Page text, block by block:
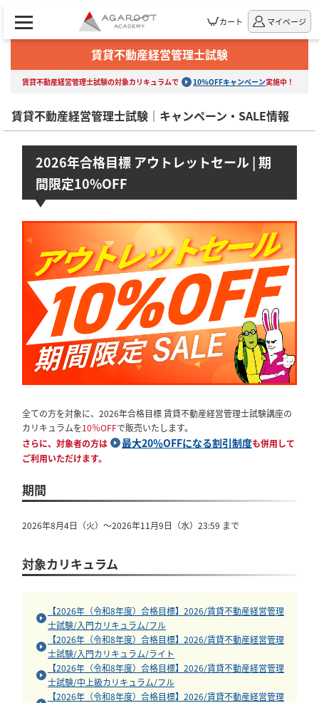
カート マイページ
賃貸不動産経営管理士試験
賃貸不動産経営管理士試験の対象カリキュラムで 10%OFFキャンペーン実施中！
賃貸不動産経営管理士試験｜キャンペーン・SALE情報
2026年合格目標 アウトレットセール | 期
間限定10%OFF
全ての方を対象に、2026年合格目標 賃貸不動産経営管理士試験講座の
カリキュラムを10％OFFで販売いたします。
さらに、対象者の方は
最大20％OFFになる割引制度も併用して
ご利用いただけます。
期間
2026年8月4日（火）～2026年11月9日 （水）23:59 まで
対象カリキュラム
【2026年（令和8年度）合格目標】2026/賃貸不動産経営管理
士試験/入門カリキュラム/フル
【2026年（令和8年度）合格目標】2026/賃貸不動産経営管理
士試験/入門カリキュラム/ライト
【2026年（令和8年度）合格目標】2026/賃貸不動産経営管理
士試験/中上級カリキュラム/フル
【2026年（令和8年度）合格目標】2026/賃貸不動産経営管理